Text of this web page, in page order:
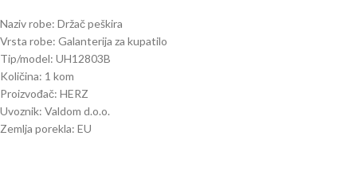
Naziv robe: Držač peškira
Vrsta robe: Galanterija za kupatilo
Tip/model: UH12803B
Količina: 1 kom
Proizvođač: HERZ
Uvoznik: Valdom d.o.o.
Zemlja porekla: EU